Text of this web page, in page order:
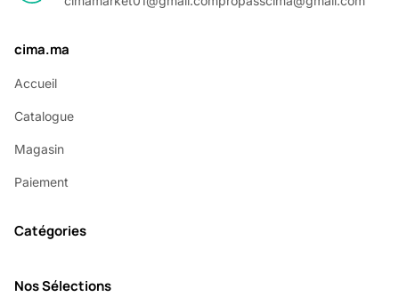
cima.ma
Accueil
Catalogue
Magasin
Paiement
Catégories
Nos Sélections